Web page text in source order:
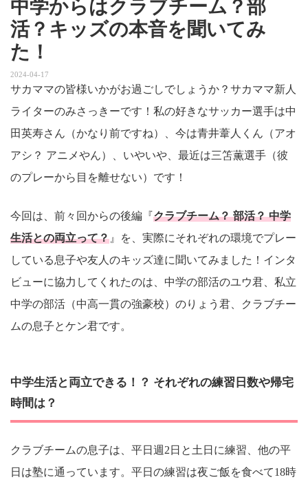
中学からはクラブチーム？部
活？キッズの本音を聞いてみ
た！
2024-04-17
サカママの皆様いかがお過ごしでしょうか？サカママ新人
ライターのみさっきーです！私の好きなサッカー選手は中
田英寿さん（かなり前ですね）、今は青井葦人くん（アオ
アシ？ アニメやん）、いやいや、最近は三笘薫選手（彼
のプレーから目を離せない）です！
今回は、前々回からの後編『クラブチーム？ 部活？ 中学
生活との両立って？ 』を、実際にそれぞれの環境でプレー
している息子や友人のキッズ達に聞いてみました！インタ
ビューに協力してくれたのは、中学の部活のユウ君、私立
中学の部活（中高一貫の強豪校）のりょう君、クラブチー
ムの息子とケン君です。
中学生活と両立できる！？ それぞれの練習日数や帰宅
時間は？
クラブチームの息子は、平日週2日と土日に練習、他の平
日は塾に通っています。平日の練習は夜ご飯を食べて18時